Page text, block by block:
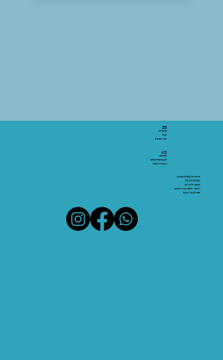
שירות הלקוחות והתמיכה
03-6206066
מיקום: אלנבי 43
ראשון - חמישי 10:00-19:00
שישי 10:00-15:00
אתר:
מאמרים
חנות
חברי מועדון
מידע:
אודותינו
תקנון ותנאי שימוש
הצהרת נגישות